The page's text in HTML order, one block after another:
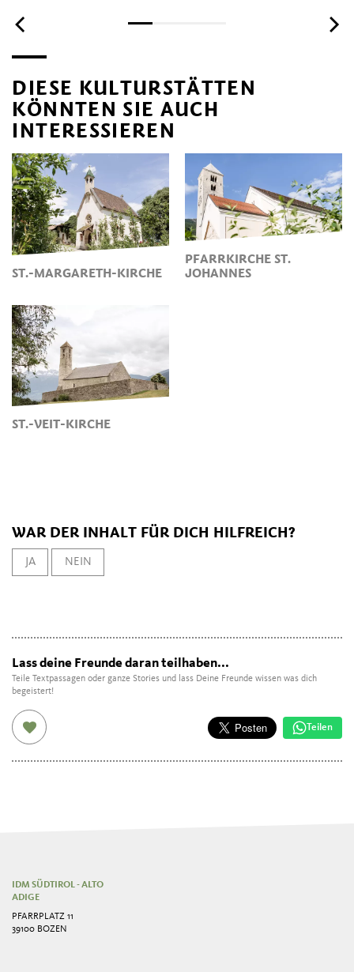
DIESE KULTURSTÄTTEN
KÖNNTEN SIE AUCH
INTERESSIEREN
ST.-MARGARETH-KIRCHE
PFARRKIRCHE ST.
JOHANNES
ST.-VEIT-KIRCHE
WAR DER INHALT FÜR DICH HILFREICH?
JA NEIN
Lass deine Freunde daran teilhaben...
Teile Textpassagen oder ganze Stories und lass Deine Freunde wissen was dich
begeistert!
Teilen
IDM SÜDTIROL - ALTO
ADIGE
PFARRPLATZ 11
39100 BOZEN